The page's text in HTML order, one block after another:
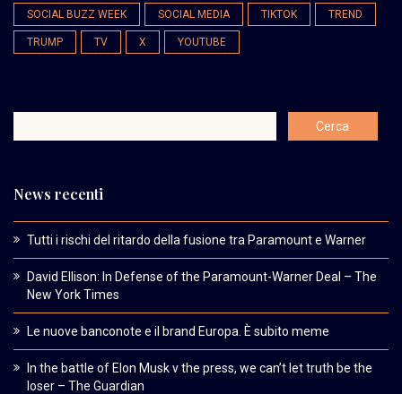
SOCIAL BUZZ WEEK SOCIAL MEDIA TIKTOK TREND
TRUMP TV X YOUTUBE
News recenti
Tutti i rischi del ritardo della fusione tra Paramount e Warner
David Ellison: In Defense of the Paramount-Warner Deal – The
New York Times
Le nuove banconote e il brand Europa. È subito meme
In the battle of Elon Musk v the press, we can’t let truth be the
loser – The Guardian